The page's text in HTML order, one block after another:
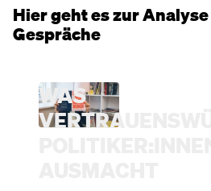
Hier geht es zur
Gespräche
WAS